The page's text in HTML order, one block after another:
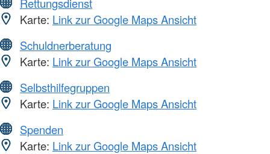
Karte: Link zur Google Maps Ansicht
Schuldnerberatung
Karte: Link zur Google Maps Ansicht
Selbsthilfegruppen
Karte: Link zur Google Maps Ansicht
Spenden
Karte: Link zur Google Maps Ansicht